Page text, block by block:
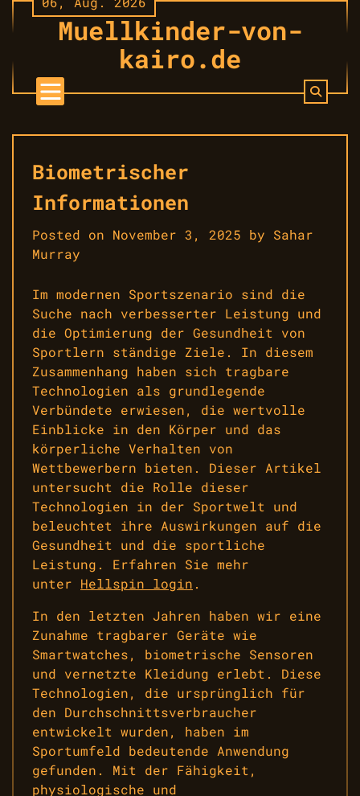
Skip
to
Muellkinder-von-
kairo.de
Biometrischer
Informationen
Posted on November 3, 2025 by Sahar
Murray
Im modernen Sportszenario sind die
Suche nach verbesserter Leistung und
die Optimierung der Gesundheit von
Sportlern ständige Ziele. In diesem
Zusammenhang haben sich tragbare
Technologien als grundlegende
Verbündete erwiesen, die wertvolle
Einblicke in den Körper und das
körperliche Verhalten von
Wettbewerbern bieten. Dieser Artikel
untersucht die Rolle dieser
Technologien in der Sportwelt und
beleuchtet ihre Auswirkungen auf die
Gesundheit und die sportliche
Leistung. Erfahren Sie mehr
unter Hellspin login .
In den letzten Jahren haben wir eine
Zunahme tragbarer Geräte wie
Smartwatches, biometrische Sensoren
und vernetzte Kleidung erlebt. Diese
Technologien, die ursprünglich für
den Durchschnittsverbraucher
entwickelt wurden, haben im
Sportumfeld bedeutende Anwendung
gefunden. Mit der Fähigkeit,
physiologische und